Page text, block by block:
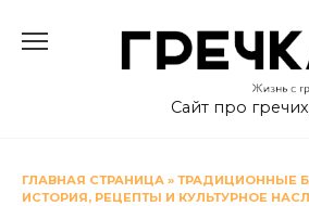
Сайт про
ГЛАВНАЯ СТРАНИЦА » ТРАДИЦИОННЫЕ
ИСТОРИЯ, РЕЦЕПТЫ И КУЛЬТУРНОЕ